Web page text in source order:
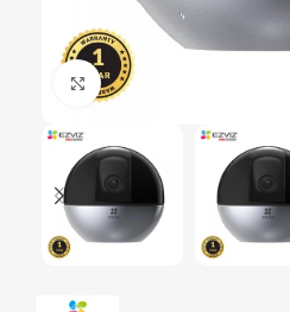
Click to enlarge